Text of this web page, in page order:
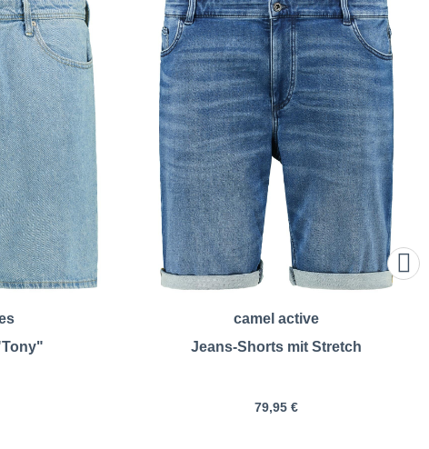
camel active
Jeans-Shorts mit Stretch
79,95 €